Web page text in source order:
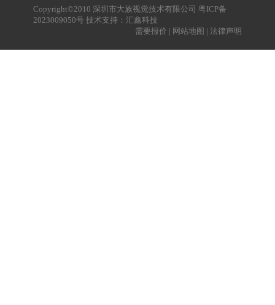
Copyright©2010 深圳市大族视觉技术有限公司 粤ICP备
2023009050号 技术支持： 汇鑫科技
需要报价 | 网站地图 | 法律声明